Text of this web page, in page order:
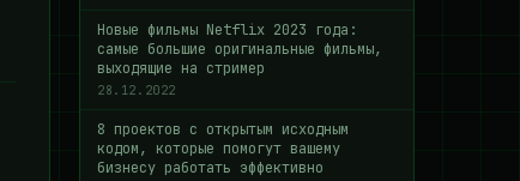
Новые фильмы Netflix 2023 года:
самые большие оригинальные фильмы,
выходящие на стример
28.12.2022
8 проектов с открытым исходным
кодом, которые помогут вашему
бизнесу работать эффективно